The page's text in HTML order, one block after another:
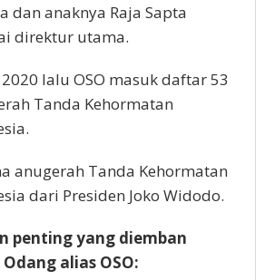
dan anaknya Raja Sapta
direktur utama.
lalu OSO masuk daftar 53
Tanda Kehormatan
anugerah Tanda Kehormatan
dari Presiden Joko Widodo.
penting yang diemban
alias OSO: